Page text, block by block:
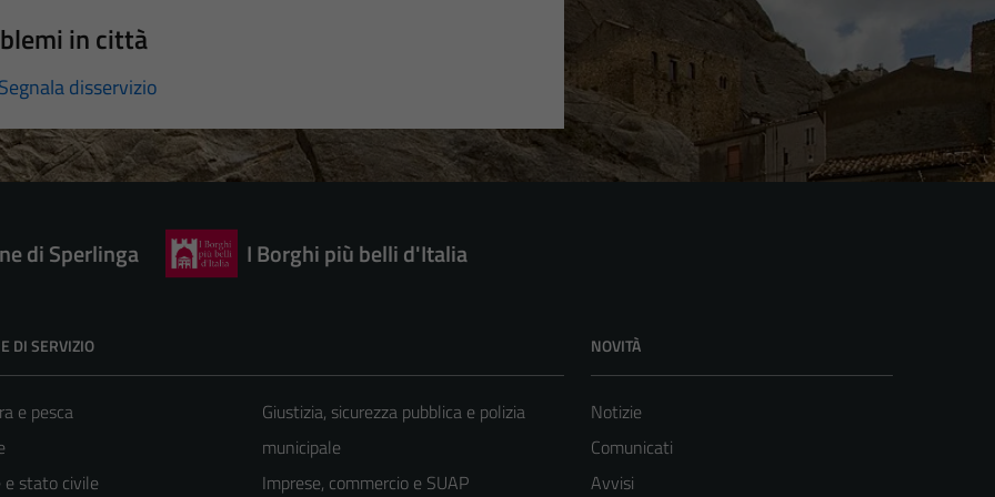
in città
disservizio
di Sperlinga I Borghi più belli d'Italia
DI SERVIZIO
e pesca
e stato civile
Giustizia, sicurezza pubblica e polizia
municipale
Imprese, commercio e SUAP
NOVITÀ
Notizie
Comunicati
Avvisi